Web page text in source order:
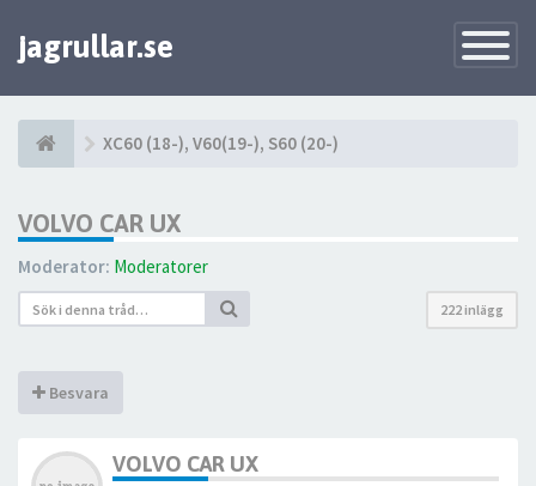
Toggle
jagrullar.se
XC60 (18-), V60(19-), S60 (20-)
VOLVO CAR UX
Moderator: Moderatorer
222 inlägg
Besvara
VOLVO CAR UX